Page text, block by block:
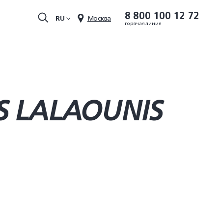
8 800 100 12 72
горячая линия
Москва
RU
LALAOUNIS